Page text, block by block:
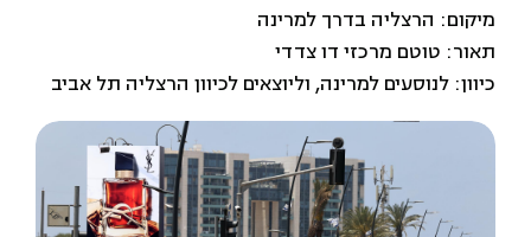
מיקום: הרצליה בדרך למרינה
תאור: טוטם מרכזי דו צדדי
כיוון: לנוסעים למרינה, וליוצאים לכיוון הרצליה תל אביב